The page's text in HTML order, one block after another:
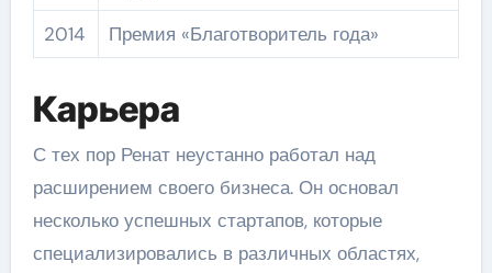
2014
Премия «Благотворитель года»
Карьера
С тех пор Ренат неустанно работал над
расширением своего бизнеса. Он основал
несколько успешных стартапов, которые
специализировались в различных областях,